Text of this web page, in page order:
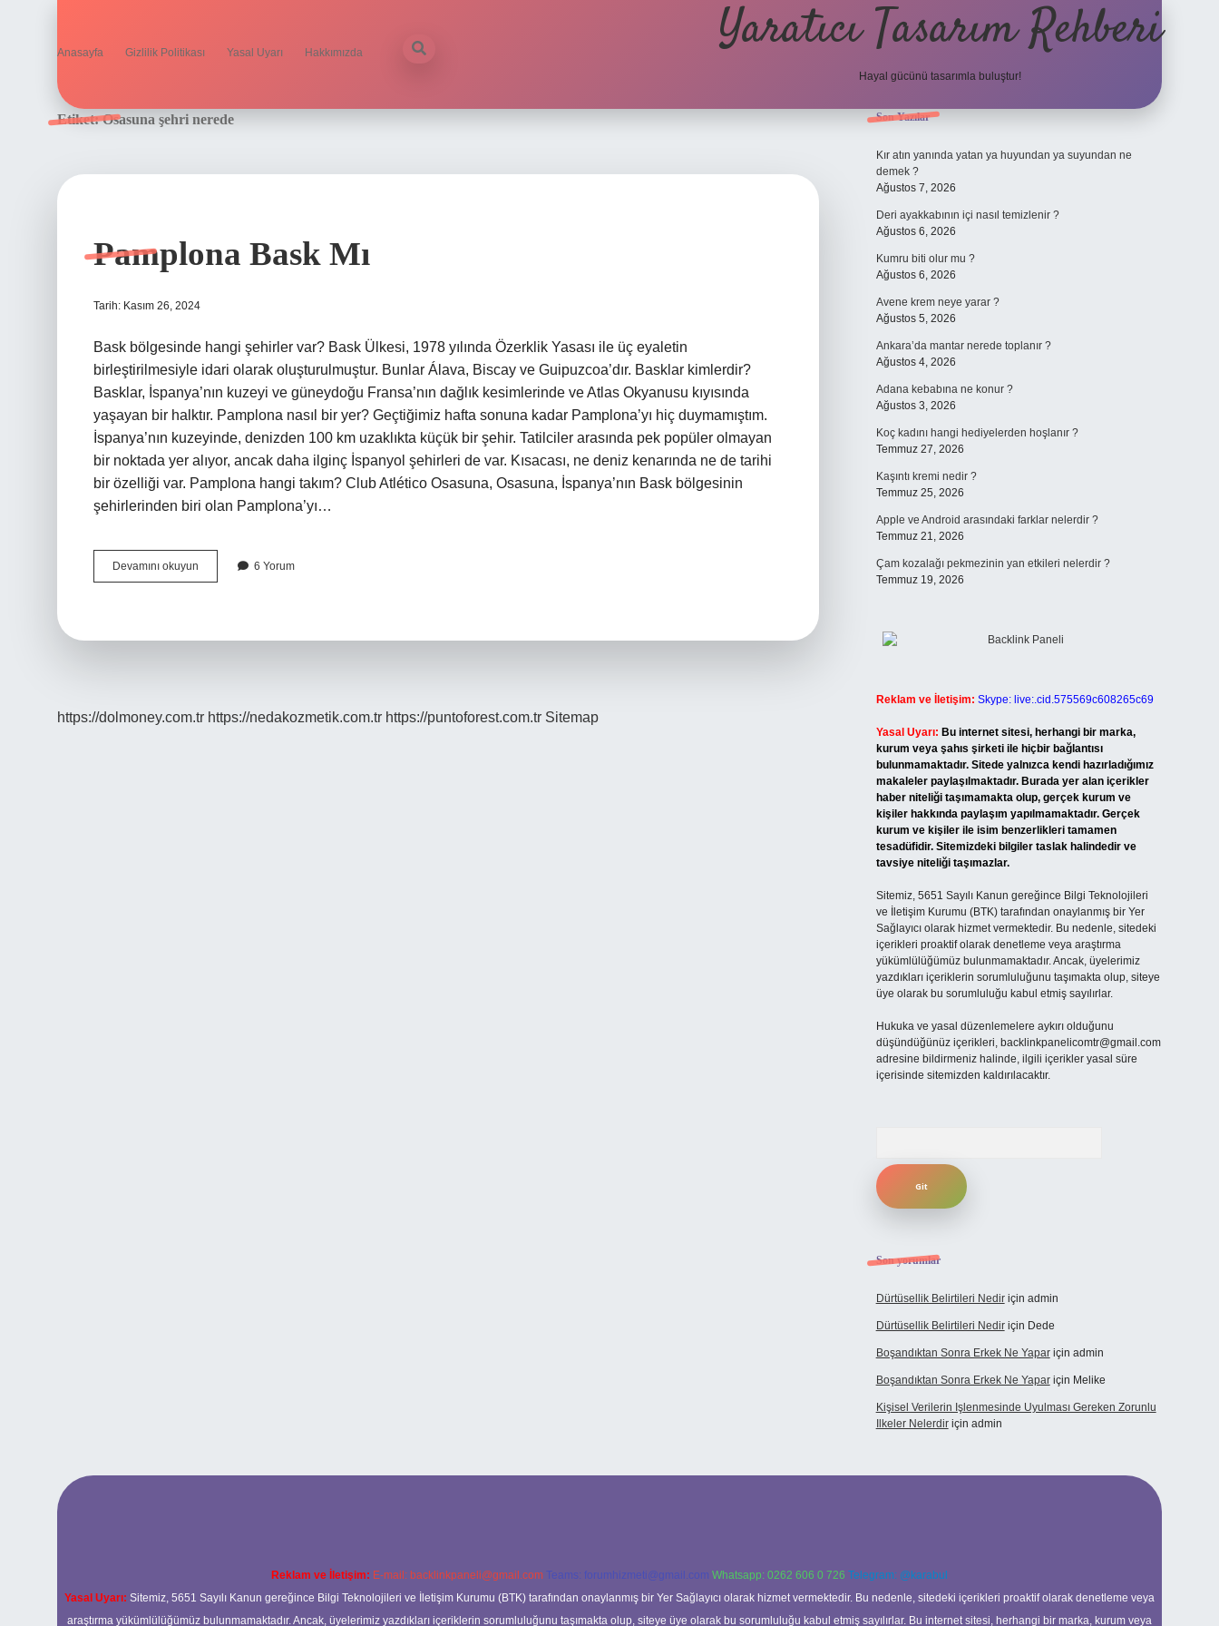
Anasayfa Gizlilik Politikası Yasal Uyarı Hakkımızda Yaratıcı Tasarım Rehberi
Hayal gücünü tasarımla buluştur!
Etiket:Osasuna şehri nerede
Pamplona Bask Mı
Tarih: Kasım 26, 2024
Bask bölgesinde hangi şehirler var? Bask Ülkesi, 1978 yılında Özerklik Yasası ile üç eyaletin
birleştirilmesiyle idari olarak oluşturulmuştur. Bunlar Álava, Biscay ve Guipuzcoa’dır. Basklar kimlerdir?
Basklar, İspanya’nın kuzeyi ve güneydoğu Fransa’nın dağlık kesimlerinde ve Atlas Okyanusu kıyısında
yaşayan bir halktır. Pamplona nasıl bir yer? Geçtiğimiz hafta sonuna kadar Pamplona’yı hiç duymamıştım.
İspanya’nın kuzeyinde, denizden 100 km uzaklıkta küçük bir şehir. Tatilciler arasında pek popüler olmayan
bir noktada yer alıyor, ancak daha ilginç İspanyol şehirleri de var. Kısacası, ne deniz kenarında ne de tarihi
bir özelliği var. Pamplona hangi takım? Club Atlético Osasuna, Osasuna, İspanya’nın Bask bölgesinin
şehirlerinden biri olan Pamplona’yı…
Devamını okuyun Pamplona
Bask
6 Yorum
https://dolmoney.com.tr https://nedakozmetik.com.tr https://puntoforest.com.tr Sitemap
Sidebar
Son Yazılar
Kır atın yanında yatan ya huyundan ya suyundan ne
demek ?
Ağustos 7, 2026
Deri ayakkabının içi nasıl temizlenir ?
Ağustos 6, 2026
Kumru biti olur mu ?
Ağustos 6, 2026
Avene krem neye yarar ?
Ağustos 5, 2026
Ankara’da mantar nerede toplanır ?
Ağustos 4, 2026
Adana kebabına ne konur ?
Ağustos 3, 2026
Koç kadını hangi hediyelerden hoşlanır ?
Temmuz 27, 2026
Kaşıntı kremi nedir ?
Temmuz 25, 2026
Apple ve Android arasındaki farklar nelerdir ?
Temmuz 21, 2026
Çam kozalağı pekmezinin yan etkileri nelerdir ?
Temmuz 19, 2026
Reklam ve İletişim: Skype: live:.cid.575569c608265c69
Yasal Uyarı: Bu internet sitesi, herhangi bir marka,
kurum veya şahıs şirketi ile hiçbir bağlantısı
bulunmamaktadır. Sitede yalnızca kendi hazırladığımız
makaleler paylaşılmaktadır. Burada yer alan içerikler
haber niteliği taşımamakta olup, gerçek kurum ve
kişiler hakkında paylaşım yapılmamaktadır. Gerçek
kurum ve kişiler ile isim benzerlikleri tamamen
tesadüfidir. Sitemizdeki bilgiler taslak halindedir ve
tavsiye niteliği taşımazlar.
Sitemiz, 5651 Sayılı Kanun gereğince Bilgi Teknolojileri
ve İletişim Kurumu (BTK) tarafından onaylanmış bir Yer
Sağlayıcı olarak hizmet vermektedir. Bu nedenle, sitedeki
içerikleri proaktif olarak denetleme veya araştırma
yükümlülüğümüz bulunmamaktadır. Ancak, üyelerimiz
yazdıkları içeriklerin sorumluluğunu taşımakta olup, siteye
üye olarak bu sorumluluğu kabul etmiş sayılırlar.
Hukuka ve yasal düzenlemelere aykırı olduğunu
düşündüğünüz içerikleri, backlinkpanelicomtr@gmail.com
adresine bildirmeniz halinde, ilgili içerikler yasal süre
içerisinde sitemizden kaldırılacaktır.
Son yorumlar
Dürtüsellik Belirtileri Nediriçin admin
Dürtüsellik Belirtileri Nediriçin Dede
Boşandıktan Sonra Erkek Ne Yapariçin admin
Boşandıktan Sonra Erkek Ne Yapariçin Melike
Kişisel Verilerin Işlenmesinde Uyulması Gereken Zorunlu
Ilkeler Nelerdiriçin admin
Reklam ve İletişim: E-mail: backlinkpaneli@gmail.com Teams: forumhizmeti@gmail.com Whatsapp: 0262 606 0 726 Telegram: @karabul
Yasal Uyarı: Sitemiz, 5651 Sayılı Kanun gereğince Bilgi Teknolojileri ve İletişim Kurumu (BTK) tarafından onaylanmış bir Yer Sağlayıcı olarak hizmet vermektedir. Bu nedenle, sitedeki içerikleri proaktif olarak denetleme veya
araştırma yükümlülüğümüz bulunmamaktadır. Ancak, üyelerimiz yazdıkları içeriklerin sorumluluğunu taşımakta olup, siteye üye olarak bu sorumluluğu kabul etmiş sayılırlar. Bu internet sitesi, herhangi bir marka, kurum veya